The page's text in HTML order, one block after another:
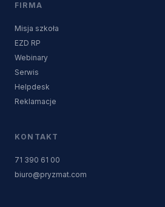
FIRMA
Misja szkoła
EZD RP
Webinary
Serwis
Helpdesk
Reklamacje
KONTAKT
71 390 61 00
biuro@pryzmat.com